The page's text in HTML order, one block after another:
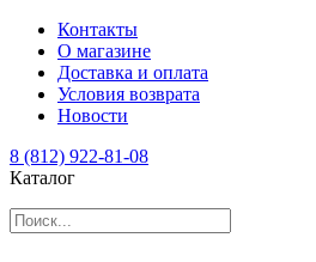
Контакты
О магазине
Доставка и оплата
Условия возврата
Новости
8 (812) 922-81-08
Каталог